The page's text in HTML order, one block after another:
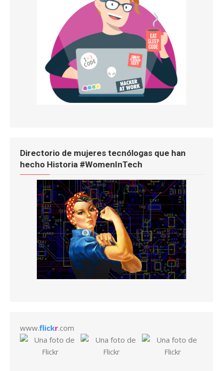
Directorio de mujeres tecnólogas que han
hecho Historia #WomenInTech
www.flickr.com